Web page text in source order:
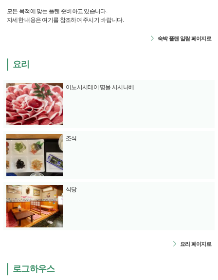
모든 목적에 맞는 플랜 준비하고 있습니다.
자세한 내용은 여기를 참조하여 주시기 바랍니다.
숙박 플랜 일람 페이지로
요리
이노시시테이 명물 시시나베
조식
식당
요리 페이지로
로그하우스